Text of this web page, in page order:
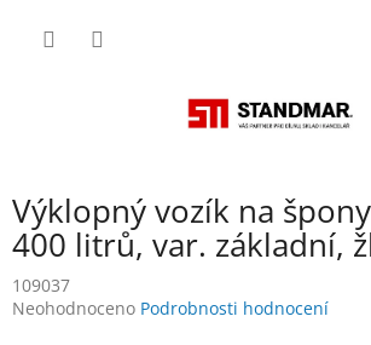
Výklopný vozík na
400 litrů, var. základní,
109037
Průměrné
Neohodnoceno Podrobnosti hodnocení